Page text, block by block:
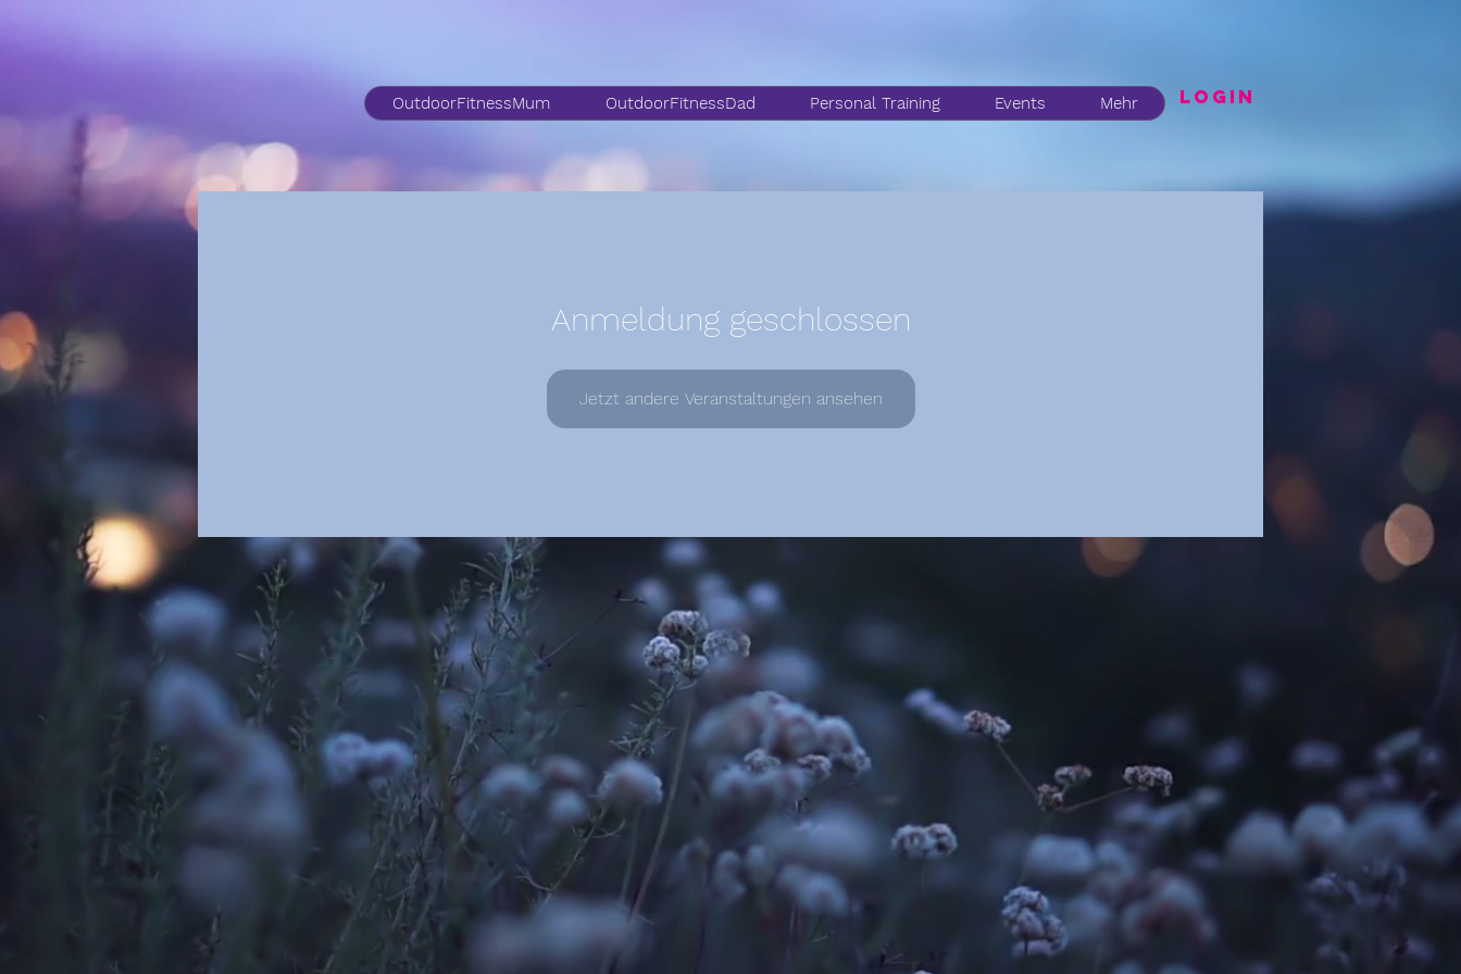
OutdoorFitnessMum OutdoorFitnessDad Personal Training Events Mehr LogIN
Anmeldung geschlossen
Jetzt andere Veranstaltungen ansehen